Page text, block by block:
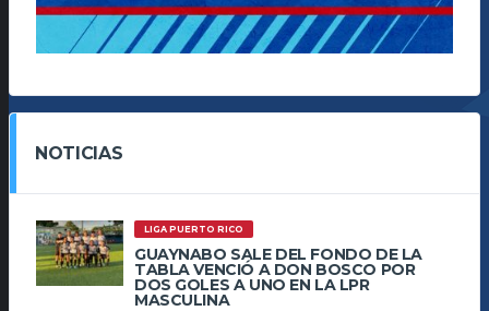
NOTICIAS
LIGA PUERTO RICO
GUAYNABO SALE DEL FONDO DE LA
TABLA VENCIÓ A DON BOSCO POR
DOS GOLES A UNO EN LA LPR
MASCULINA